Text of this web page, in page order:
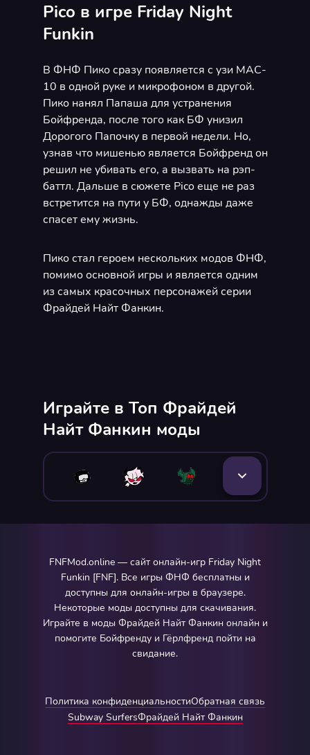
Pico в игре Friday Night
Funkin
В ФНФ Пико сразу появляется с узи MAC-
10 в одной руке и микрофоном в другой.
Пико нанял Папаша для устранения
Бойфренда, после того как БФ унизил
Дорогого Папочку в первой недели. Но,
узнав что мишенью является Бойфренд он
решил не убивать его, а вызвать на рэп-
баттл. Дальше в сюжете Pico еще не раз
встретится на пути у БФ, однажды даже
спасет ему жизнь.
Пико стал героем нескольких модов ФНФ,
помимо основной игры и является одним
из самых красочных персонажей серии
Фрайдей Найт Фанкин.
Играйте в Топ Фрайдей
Найт Фанкин моды
FNFMod.online — сайт онлайн-игр Friday Night
Funkin [FNF]. Все игры ФНФ бесплатны и
доступны для онлайн-игры в браузере.
Некоторые моды доступны для скачивания.
Играйте в моды Фрайдей Найт Фанкин онлайн и
помогите Бойфренду и Гёрлфренд пойти на
свидание.
Политика конфиденциальностиОбратная связь
Subway SurfersФрайдей Найт Фанкин